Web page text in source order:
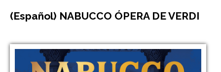
(Español) NABUCCO ÓPERA DE VERDI